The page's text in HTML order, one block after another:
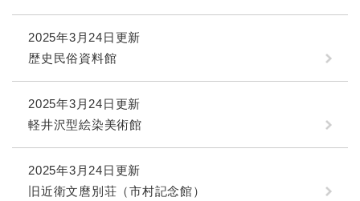
2025年3月24日更新
歴史民俗資料館
2025年3月24日更新
軽井沢型絵染美術館
2025年3月24日更新
旧近衛文麿別荘（市村記念館）